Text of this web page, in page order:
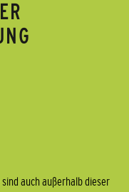
auch außerhalb dieser